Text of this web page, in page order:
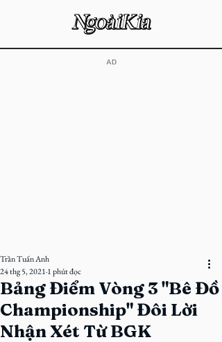
​AD
Bảng Điểm Vòng 3 "Bê Đồ
Championship" Đôi Lời
Nhận Xét Từ BGK
Trần Tuấn Anh
24 thg 5, 2021 1 phút đọc